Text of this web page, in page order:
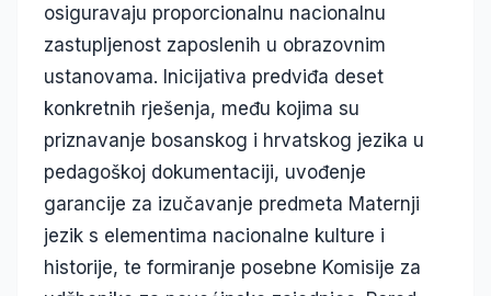
osiguravaju proporcionalnu nacionalnu
zastupljenost zaposlenih u obrazovnim
ustanovama. Inicijativa predviđa deset
konkretnih rješenja, među kojima su
priznavanje bosanskog i hrvatskog jezika u
pedagoškoj dokumentaciji, uvođenje
garancije za izučavanje predmeta Maternji
jezik s elementima nacionalne kulture i
historije, te formiranje posebne Komisije za